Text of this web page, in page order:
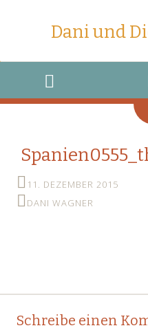
Dani und
MENU
WIDGETS
SEARCH
11. DEZEMBER 2015
DANI WAGNER
Post
Schreibe einen